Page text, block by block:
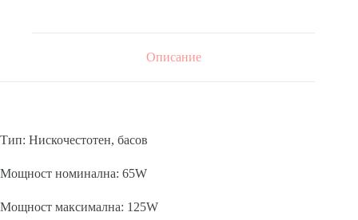
Описание
Тип: Нискочестотен, басов
Мощност номинална: 65W
Мощност максимална: 125W